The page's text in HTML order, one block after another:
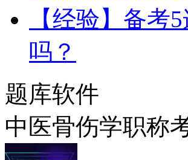
【经验】备考
吗？
题库软件
中医骨伤学职称